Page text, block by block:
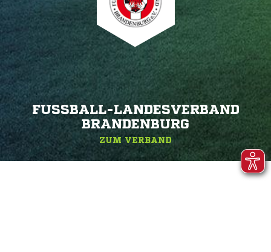
FUSSBALL-LANDESVERBAND B
RANDENBURG
ZUM VERBAND